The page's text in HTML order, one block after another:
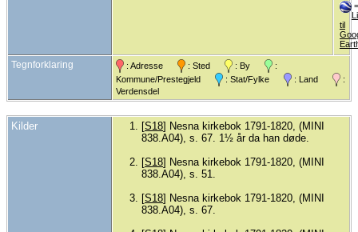
=
til
Tegnforklaring : Adresse : Sted : By
:
Kommune/Prestegjeld
: Stat/Fylke : Land
:
Verdensdel
Kilder [S18] Nesna kirkebok 1791-1820, (MINI
838.A04), s. 67. 1½ år da han døde.
[S18] Nesna kirkebok 1791-1820, (MINI
838.A04), s. 51.
[S18] Nesna kirkebok 1791-1820, (MINI
838.A04), s. 67.